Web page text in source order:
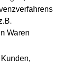
Waren